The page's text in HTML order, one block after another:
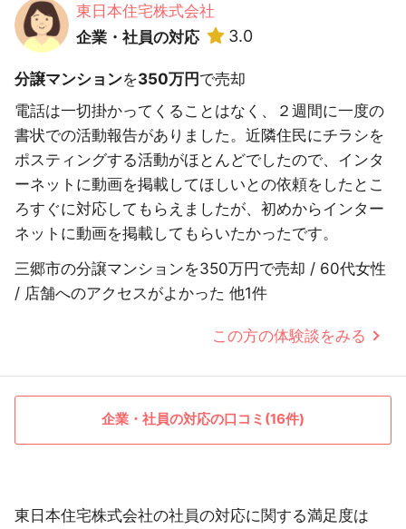
東日本住宅株式会社
企業・社員の対応
3.0
分譲マンションを350万円で売却
電話は一切掛かってくることはなく、２週間に一度の
書状での活動報告がありました。近隣住民にチラシを
ポスティングする活動がほとんどでしたので、インタ
ーネットに動画を掲載してほしいとの依頼をしたとこ
ろすぐに対応してもらえましたが、初めからインター
ネットに動画を掲載してもらいたかったです。
三郷市の分譲マンションを350万円で売却 / 60代女性
/ 店舗へのアクセスがよかった 他1件
この方の体験談をみる
企業・社員の対応の口コミ(16件)
東日本住宅株式会社の社員の対応に関する満足度は